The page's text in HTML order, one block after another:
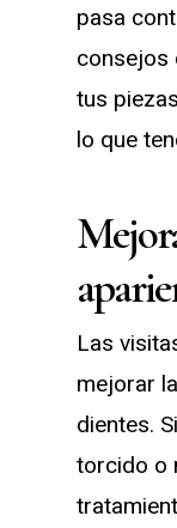
pasa
consejos
tus
lo que
Las
mejorar
dientes.
torcido o